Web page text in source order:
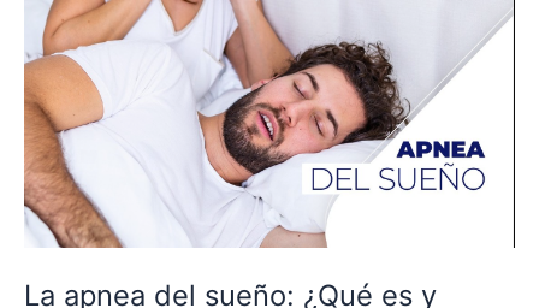
La apnea del sueño: ¿Qué es y
cómo
se
trata?